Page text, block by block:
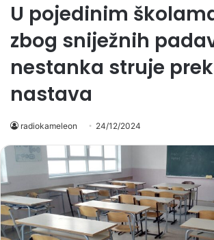
U pojedinim
zbog sniježnih
nestanka struje
nastava
radiokameleon 24/12/2024